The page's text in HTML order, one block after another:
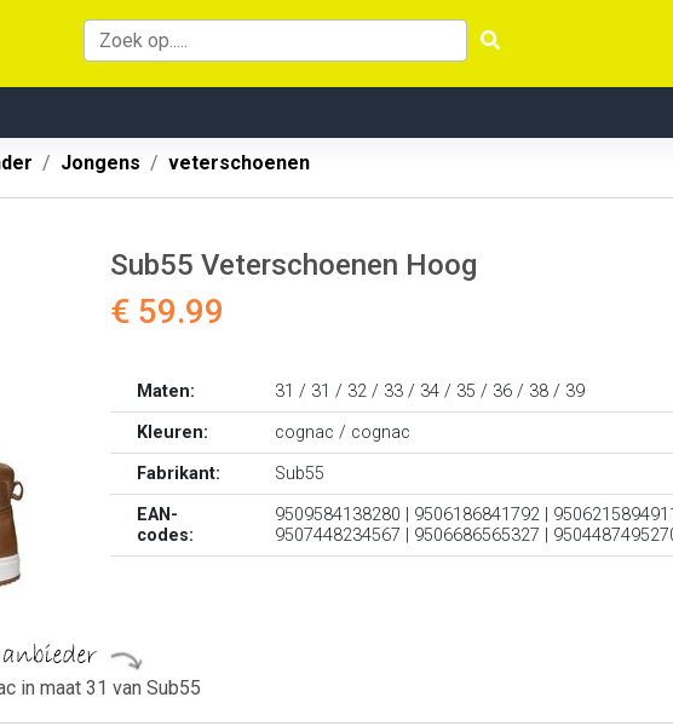
Jongens veterschoenen
Sub55 Veterschoenen Hoog
€ 59.99
Maten:
31 / 31 / 32 / 33 / 34 / 35 / 36 / 38 / 39
Kleuren:
cognac / cognac
Fabrikant:
Sub55
EAN-
codes:
9509584138280 | 9506186841792 |
9507448234567 | 9506686565327 |
in maat 31 van Sub55